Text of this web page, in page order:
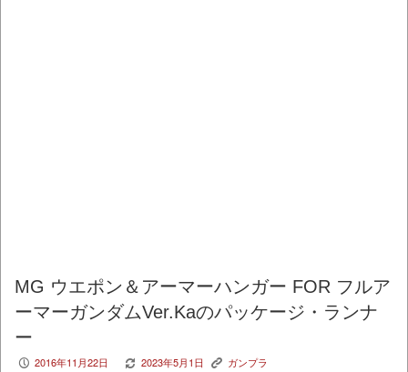
MG ウエポン＆アーマーハンガー FOR フルア
ーマーガンダムVer.Kaのパッケージ・ランナ
ー
P 2016年11月22日 V 2023年5月1日 K ガンプラ